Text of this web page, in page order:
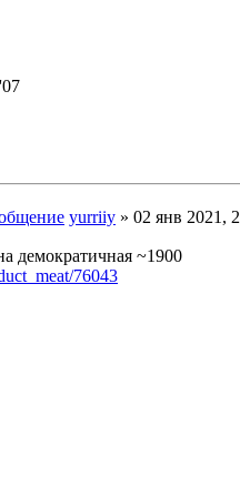
yurriiy » 02 янв 2021,
демократичная ~1900
76043